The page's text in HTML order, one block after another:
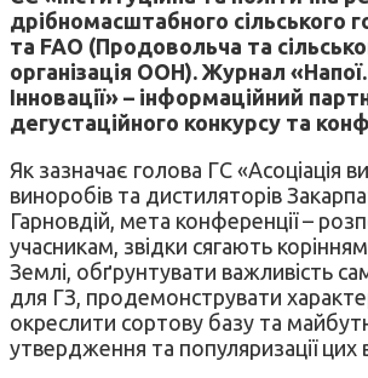
дрібномасштабного сільського
та FAO (Продовольча та
організація ООН). Журнал «Напої.
Інновації» – інформаційний
дегустаційного конкурсу та
Як зазначає голова ГС «Асоціація
виноробів та дистиляторів
Гарновдій, мета конференції –
учасникам, звідки сягають
Землі, обґрунтувати важливість
для ГЗ, продемонструвати
окреслити сортову базу та
утвердження та популяризації цих